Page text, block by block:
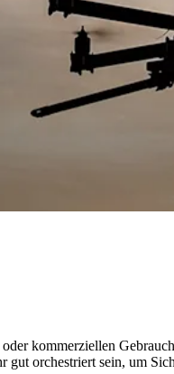
kommerziellen
orchestriert sein, um